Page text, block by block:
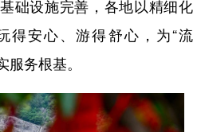
设施完善，各地以精细化
得安心、游得舒心，为“流
服务根基。